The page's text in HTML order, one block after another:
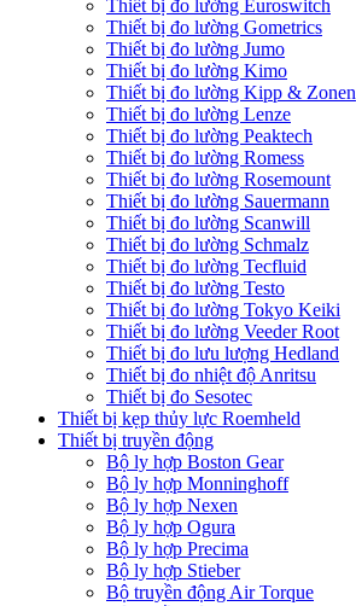
Thiết bị đo lường Euroswitch
Thiết bị đo lường Gometrics
Thiết bị đo lường Jumo
Thiết bị đo lường Kimo
Thiết bị đo lường Kipp & Zonen
Thiết bị đo lường Lenze
Thiết bị đo lường Peaktech
Thiết bị đo lường Romess
Thiết bị đo lường Rosemount
Thiết bị đo lường Sauermann
Thiết bị đo lường Scanwill
Thiết bị đo lường Schmalz
Thiết bị đo lường Tecfluid
Thiết bị đo lường Testo
Thiết bị đo lường Tokyo Keiki
Thiết bị đo lường Veeder Root
Thiết bị đo lưu lượng Hedland
Thiết bị đo nhiệt độ Anritsu
Thiết bị đo Sesotec
Thiết bị kẹp thủy lực Roemheld
Thiết bị truyền động
Bộ ly hợp Boston Gear
Bộ ly hợp Monninghoff
Bộ ly hợp Nexen
Bộ ly hợp Ogura
Bộ ly hợp Precima
Bộ ly hợp Stieber
Bộ truyền động Air Torque